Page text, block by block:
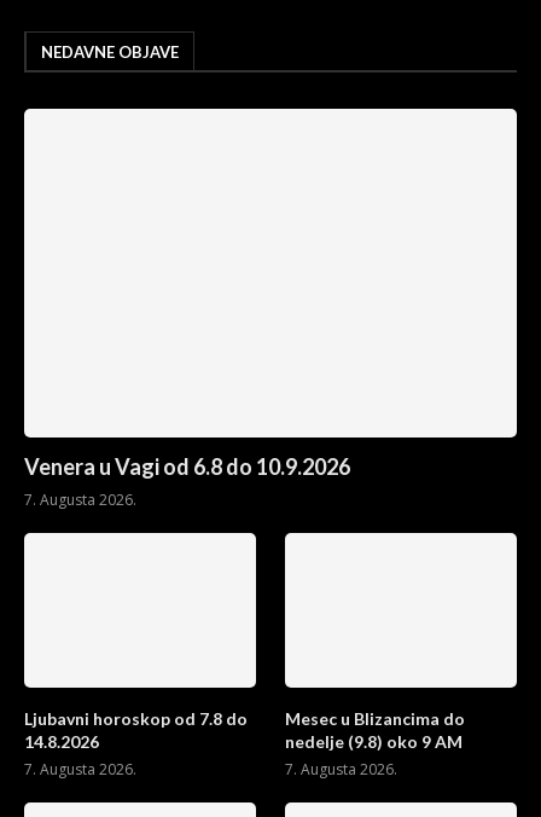
NEDAVNE OBJAVE
Venera u Vagi od 6.8 do 10.9.2026
7. Augusta 2026.
Ljubavni horoskop od 7.8 do
14.8.2026
7. Augusta 2026.
Mesec u Blizancima do
nedelje (9.8) oko 9 AM
7. Augusta 2026.